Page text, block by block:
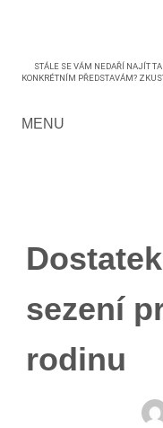
STÁLE SE VÁM NEDAŘÍ NAJÍT
KONKRÉTNÍM PŘEDSTAVÁM?
MENU
sezení
rodinu